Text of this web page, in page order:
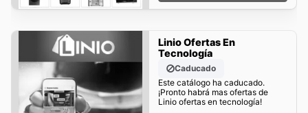
Linio Ofertas En
Tecnología
Caducado
Este catálogo ha caducado.
¡Pronto habrá mas ofertas de
Linio ofertas en tecnología!